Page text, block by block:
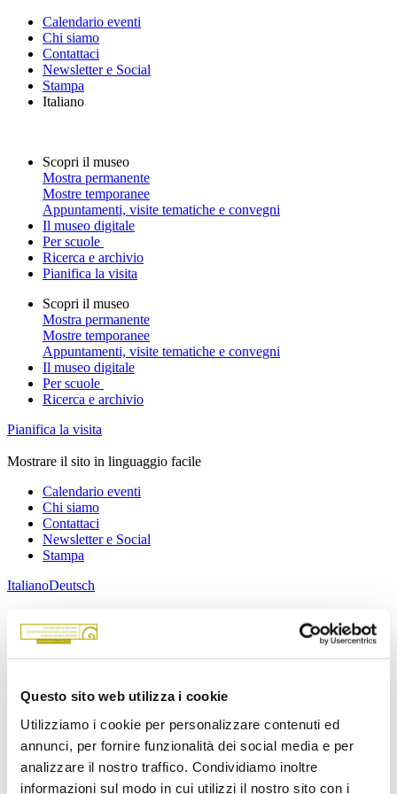
Questo sito web utilizza i cookie
Utilizziamo i cookie per personalizzare contenuti ed
annunci, per fornire funzionalità dei social media e per
analizzare il nostro traffico. Condividiamo inoltre
informazioni sul modo in cui utilizzi il nostro sito con i
Calendario eventi
Chi siamo
Contattaci
Newsletter e Social
Stampa
Italiano
Scopri il museo
Mostra permanente
Mostre temporanee
Appuntamenti, visite tematiche e convegni
Il museo digitale
Per scuole
Ricerca e archivio
Pianifica la visita
Scopri il museo
Mostra permanente
Mostre temporanee
Appuntamenti, visite tematiche e convegni
Il museo digitale
Per scuole
Ricerca e archivio
Pianifica la visita
Mostrare il sito in linguaggio facile
Calendario eventi
Chi siamo
Contattaci
Newsletter e Social
Stampa
ItalianoDeutsch
Pianificare la visita
museo
Prenota la tua visita
Una prenotazione dei biglietti d’ingresso non è più necessaria.
Potete acquistarli direttamente alla cassa del museo.